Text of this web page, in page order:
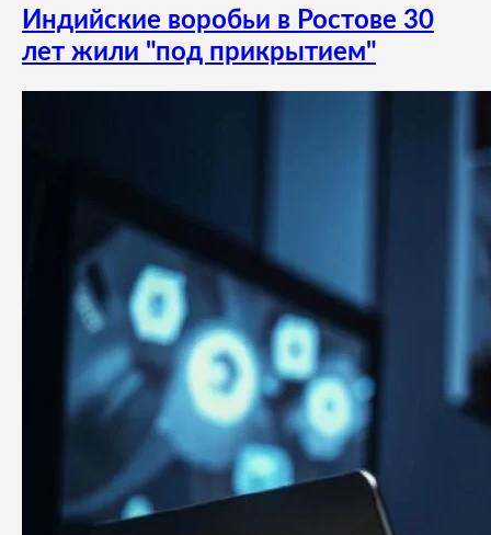
Индийские воробьи в Ростове 30
лет жили "под прикрытием"